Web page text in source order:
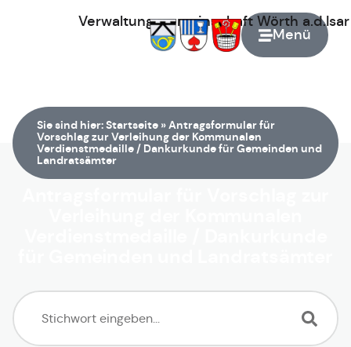
Menü
Verwaltungsgemeinschaft Wörth
Sie sind hier:Startseite »Antragsformular für
Vorschlag zur Verleihung der Kommunalen
Verdienstmedaille / Dankurkunde für Gemeinden und
Landratsämter